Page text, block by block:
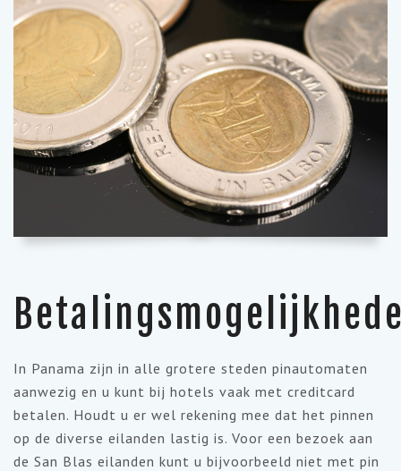
In Panama zijn in alle grotere steden pinautomaten
aanwezig en u kunt bij hotels vaak met creditcard
betalen. Houdt u er wel rekening mee dat het pinnen
op de diverse eilanden lastig is. Voor een bezoek aan
de San Blas eilanden kunt u bijvoorbeeld niet met pin